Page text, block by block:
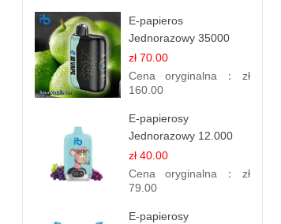
E-papieros
Jednorazowy 35000
Puff - Kwaśne Lody
Jabłkowe
zł 70.00
Cena oryginalna： zł
160.00
E-papierosy
Jednorazowy 12.000
Puff - Porzeczka
Winogronowa |
Owocowa Moc
zł 40.00
Cena oryginalna： zł
79.00
E-papierosy